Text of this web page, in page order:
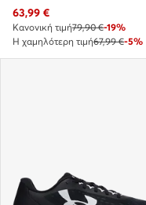
Τρέχουσα τιμή
63,99 €
Κανονική τιμή79,90 €-19%
Η χαμηλότερη τιμή67,99 €-5%